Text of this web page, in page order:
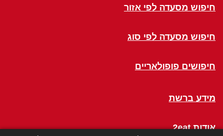
חיפוש מסעדה לפי אזור
חיפוש מסעדה לפי סוג
חיפושים פופולאריים
מידע ברשת
אודות 2eat